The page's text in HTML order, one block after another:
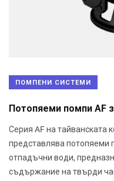
ПОМПЕНИ СИСТЕМИ
Потопяеми помпи AF
Серия AF на тайванската
представлява потопяеми
отпадъчни води,
съдържание на твърди